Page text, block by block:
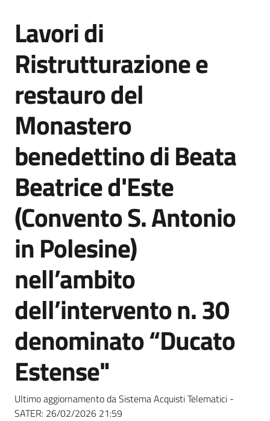
strumenti
di
Supporto
Piattaforme
telematiche
English
Seguici
su
Salta al contenuto
Lavori di
Ristrutturazione e
restauro del
Monastero
benedettino di Beata
Beatrice d'Este
(Convento S. Antonio
in Polesine)
nell’ambito
dell’intervento n. 30
denominato “Ducato
Estense"
Ultimo aggiornamento da Sistema Acquisti Telematici -
SATER: 26/02/2026 21:59